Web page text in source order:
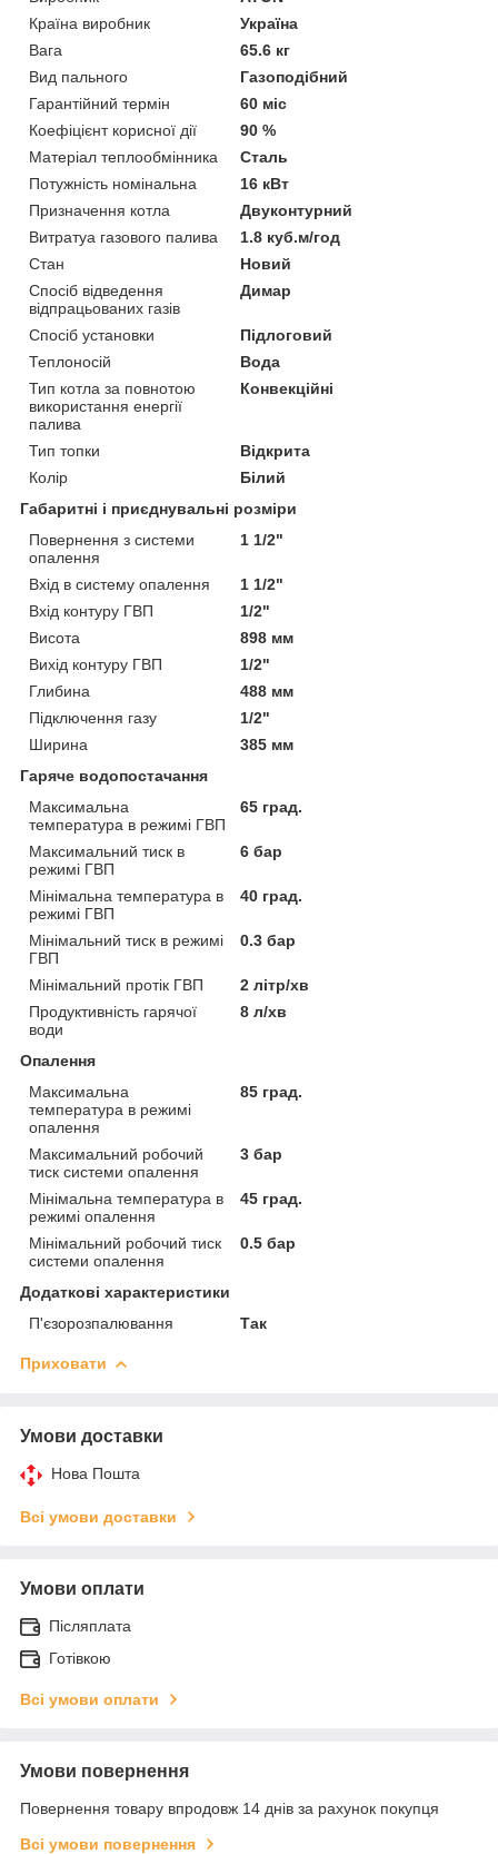
Країна виробник
Україна
Вага
65.6 кг
Вид пального
Газоподібний
Гарантійний термін
60 міс
Коефіцієнт корисної дії
90 %
Матеріал теплообмінника
Сталь
Потужність номінальна
16 кВт
Призначення котла
Двуконтурний
Витратуа газового палива
1.8 куб.м/год
Стан
Новий
Спосіб відведення
відпрацьованих газів
Димар
Спосіб установки
Підлоговий
Теплоносій
Вода
Тип котла за повнотою
використання енергії
палива
Конвекційні
Тип топки
Відкрита
Колір
Білий
Габаритні і приєднувальні розміри
Повернення з системи
опалення
1 1/2"
Вхід в систему опалення
1 1/2"
Вхід контуру ГВП
1/2"
Висота
898 мм
Вихід контуру ГВП
1/2"
Глибина
488 мм
Підключення газу
1/2"
Ширина
385 мм
Гаряче водопостачання
Максимальна
температура в режимі ГВП
65 град.
Максимальний тиск в
режимі ГВП
6 бар
Мінімальна температура в
режимі ГВП
40 град.
Мінімальний тиск в режимі
ГВП
0.3 бар
Мінімальний протік ГВП
2 літр/хв
Продуктивність гарячої
води
8 л/хв
Опалення
Максимальна
температура в режимі
опалення
85 град.
Максимальний робочий
тиск системи опалення
3 бар
Мінімальна температура в
режимі опалення
45 град.
Мінімальний робочий тиск
системи опалення
0.5 бар
Додаткові характеристики
П'єзорозпалювання
Так
Приховати
Умови доставки
Нова Пошта
Всі умови доставки
Умови оплати
Післяплата
Готівкою
Всі умови оплати
Умови повернення
Повернення товару впродовж 14 днів за рахунок покупця
Всі умови повернення